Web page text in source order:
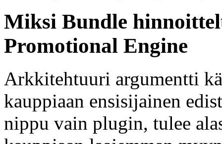
Miksi Bundle
Promotional Engine
Arkkitehtuuri argumentti
kauppiaan ensisijainen
nippu vain plugin, tulee